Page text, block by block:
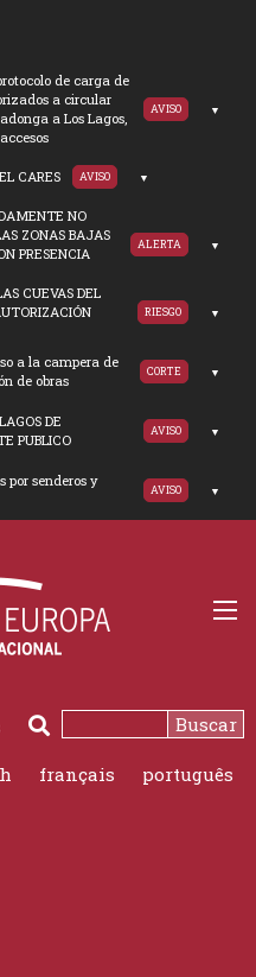
de carga de
a circular
a Los Lagos,
AVISO
CARES AVISO
NO
ZONAS BAJAS
PRESENCIA
ALERTA
CUEVAS DEL
RIESGO
a la campera de
de obras
CORTE
DE
PUBLICO
AVISO
por senderos y
AVISO
Buscar
français português